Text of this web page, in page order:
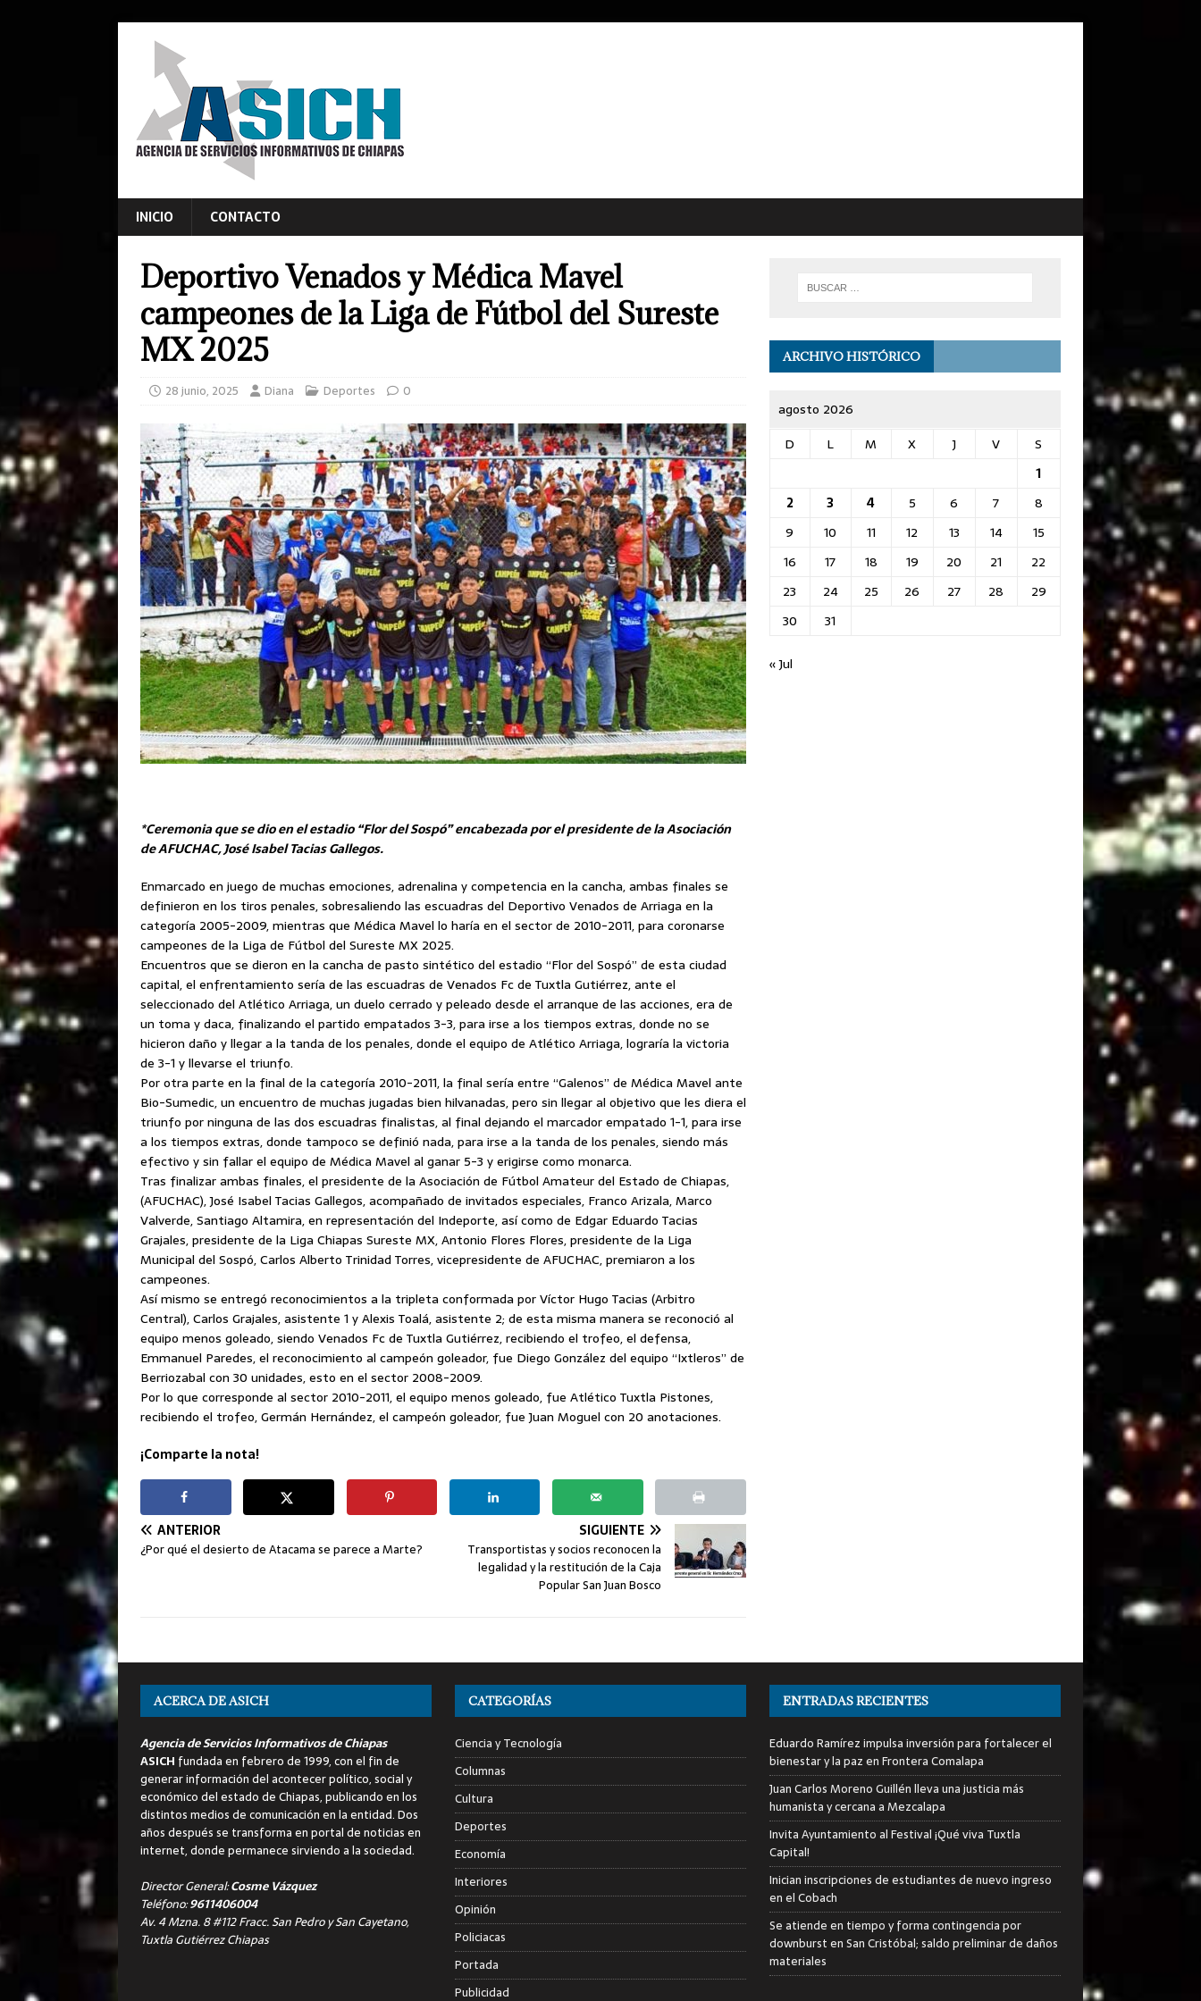
INICIO CONTACTO
Deportivo Venados y Médica Mavel
campeones de la Liga de Fútbol del Sureste
MX 2025
28 junio, 2025 Diana Deportes 0
*Ceremonia que se dio en el estadio “Flor del Sospó” encabezada por el presidente de la Asociación
de AFUCHAC, José Isabel Tacias Gallegos.
Enmarcado en juego de muchas emociones, adrenalina y competencia en la cancha, ambas finales se
definieron en los tiros penales, sobresaliendo las escuadras del Deportivo Venados de Arriaga en la
categoría 2005-2009, mientras que Médica Mavel lo haría en el sector de 2010-2011, para coronarse
campeones de la Liga de Fútbol del Sureste MX 2025.
Encuentros que se dieron en la cancha de pasto sintético del estadio “Flor del Sospó” de esta ciudad
capital, el enfrentamiento sería de las escuadras de Venados Fc de Tuxtla Gutiérrez, ante el
seleccionado del Atlético Arriaga, un duelo cerrado y peleado desde el arranque de las acciones, era de
un toma y daca, finalizando el partido empatados 3-3, para irse a los tiempos extras, donde no se
hicieron daño y llegar a la tanda de los penales, donde el equipo de Atlético Arriaga, lograría la victoria
de 3-1 y llevarse el triunfo.
Por otra parte en la final de la categoría 2010-2011, la final sería entre “Galenos” de Médica Mavel ante
Bio-Sumedic, un encuentro de muchas jugadas bien hilvanadas, pero sin llegar al objetivo que les diera el
triunfo por ninguna de las dos escuadras finalistas, al final dejando el marcador empatado 1-1, para irse
a los tiempos extras, donde tampoco se definió nada, para irse a la tanda de los penales, siendo más
efectivo y sin fallar el equipo de Médica Mavel al ganar 5-3 y erigirse como monarca.
Tras finalizar ambas finales, el presidente de la Asociación de Fútbol Amateur del Estado de Chiapas,
(AFUCHAC), José Isabel Tacias Gallegos, acompañado de invitados especiales, Franco Arizala, Marco
Valverde, Santiago Altamira, en representación del Indeporte, así como de Edgar Eduardo Tacias
Grajales, presidente de la Liga Chiapas Sureste MX, Antonio Flores Flores, presidente de la Liga
Municipal del Sospó, Carlos Alberto Trinidad Torres, vicepresidente de AFUCHAC, premiaron a los
campeones.
Así mismo se entregó reconocimientos a la tripleta conformada por Víctor Hugo Tacias (Arbitro
Central), Carlos Grajales, asistente 1 y Alexis Toalá, asistente 2; de esta misma manera se reconoció al
equipo menos goleado, siendo Venados Fc de Tuxtla Gutiérrez, recibiendo el trofeo, el defensa,
Emmanuel Paredes, el reconocimiento al campeón goleador, fue Diego González del equipo “Ixtleros” de
Berriozabal con 30 unidades, esto en el sector 2008-2009.
Por lo que corresponde al sector 2010-2011, el equipo menos goleado, fue Atlético Tuxtla Pistones,
recibiendo el trofeo, Germán Hernández, el campeón goleador, fue Juan Moguel con 20 anotaciones.
¡Comparte la nota!
ANTERIOR
¿Por qué el desierto de Atacama se parece a Marte?
SIGUIENTE
Transportistas y socios reconocen la
legalidad y la restitución de la Caja
Popular San Juan Bosco
ARCHIVO HISTÓRICO
agosto 2026
D
L M X J V
S
1
2
3 4 5 6 7
8
9
10 11 12 13 14
15
16
17 18 19 20 21
22
23
24 25 26 27 28
29
30
31
« Jul
ACERCA DE ASICH
Agencia de Servicios Informativos de Chiapas
ASICH fundada en febrero de 1999, con el fin de
generar información del acontecer político, social y
económico del estado de Chiapas, publicando en los
distintos medios de comunicación en la entidad. Dos
años después se transforma en portal de noticias en
internet, donde permanece sirviendo a la sociedad.
Director General:Cosme Vázquez
Teléfono:9611406004
Av. 4 Mzna. 8 #112 Fracc. San Pedro y San Cayetano,
Tuxtla Gutiérrez Chiapas
CATEGORÍAS
Ciencia y Tecnología
Columnas
Cultura
Deportes
Economía
Interiores
Opinión
Policiacas
Portada
Publicidad
ENTRADAS RECIENTES
Eduardo Ramírez impulsa inversión para fortalecer el
bienestar y la paz en Frontera Comalapa
Juan Carlos Moreno Guillén lleva una justicia más
humanista y cercana a Mezcalapa
Invita Ayuntamiento al Festival ¡Qué viva Tuxtla
Capital!
Inician inscripciones de estudiantes de nuevo ingreso
en el Cobach
Se atiende en tiempo y forma contingencia por
downburst en San Cristóbal; saldo preliminar de daños
materiales